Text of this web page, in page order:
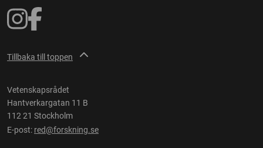
Tillbaka till toppen
Vetenskapsrådet
Hantverkargatan 11 B
112 21 Stockholm
E-post: red@forskning.se